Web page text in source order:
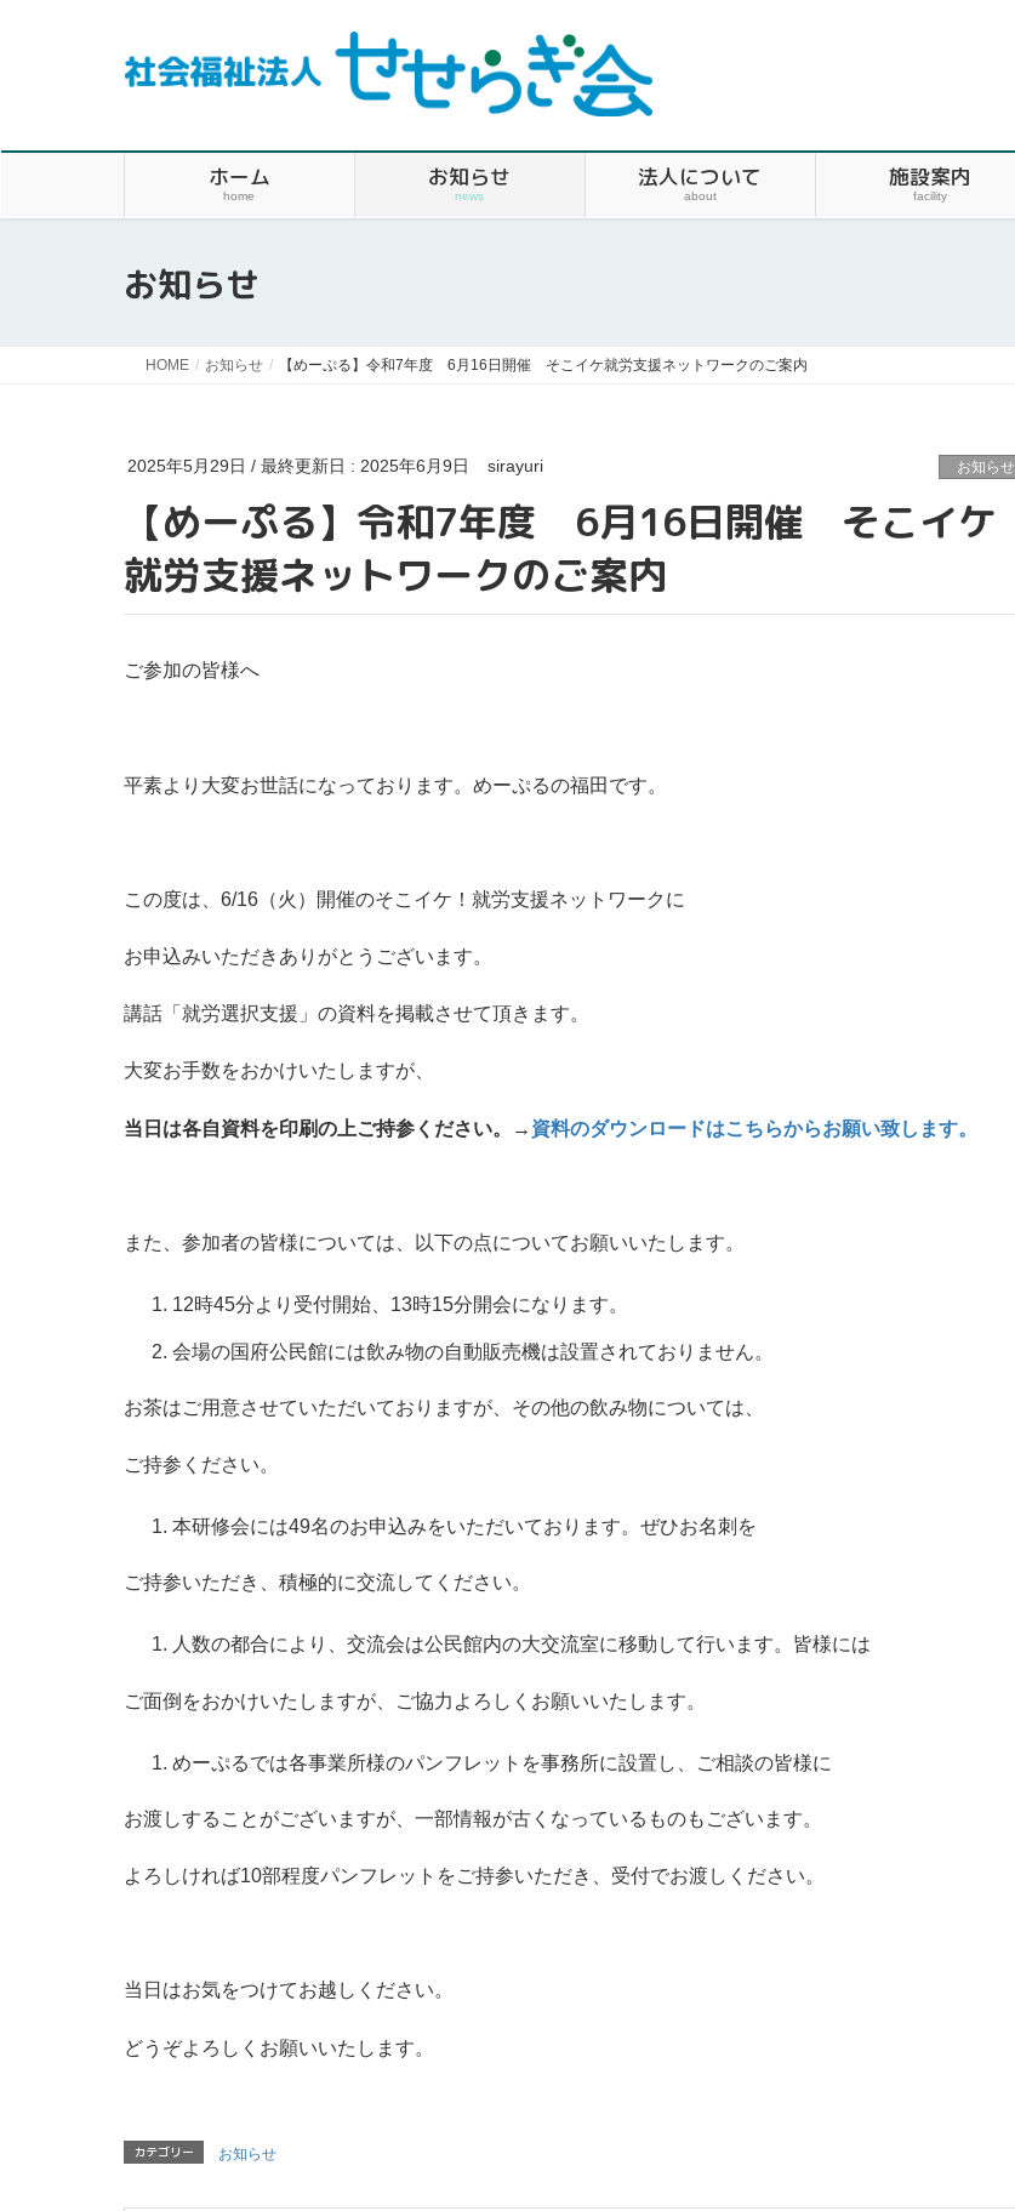
ホーム
home
お知らせ
news
法人について
about
施設案内
facility
お知らせ
HOME お知らせ 【めーぷる】令和7年度 6月16日開催 そこイケ就労支援ネットワークのご案内
2025年5月29日 / 最終更新日 : 2025年6月9日 sirayuri お知らせ
【めーぷる】令和7年度 6月16日開催 そこイケ
就労支援ネットワークのご案内
ご参加の皆様へ
平素より大変お世話になっております。めーぷるの福田です。
この度は、6/16（火）開催のそこイケ！就労支援ネットワークに
お申込みいただきありがとうございます。
講話「就労選択支援」の資料を掲載させて頂きます。
大変お手数をおかけいたしますが、
当日は各自資料を印刷の上ご持参ください。→ 資料のダウンロードはこちらからお願い致します。
また、参加者の皆様については、以下の点についてお願いいたします。
12時45分より受付開始、13時15分開会になります。
会場の国府公民館には飲み物の自動販売機は設置されておりません。
お茶はご用意させていただいておりますが、その他の飲み物については、
ご持参ください。
本研修会には49名のお申込みをいただいております。ぜひお名刺を
ご持参いただき、積極的に交流してください。
人数の都合により、交流会は公民館内の大交流室に移動して行います。皆様には
ご面倒をおかけいたしますが、ご協力よろしくお願いいたします。
めーぷるでは各事業所様のパンフレットを事務所に設置し、ご相談の皆様に
お渡しすることがございますが、一部情報が古くなっているものもございます。
よろしければ10部程度パンフレットをご持参いただき、受付でお渡しください。
当日はお気をつけてお越しください。
どうぞよろしくお願いいたします。
カテゴリー お知らせ